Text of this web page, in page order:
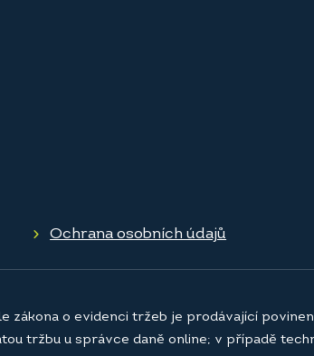
Ochrana osobních údajů
zákona o evidenci tržeb je prodávající
tržbu u správce daně online; v případě